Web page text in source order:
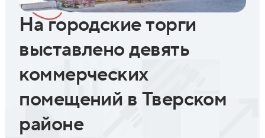
На городские торги
выставлено девять
коммерческих
помещений в Тверском
районе